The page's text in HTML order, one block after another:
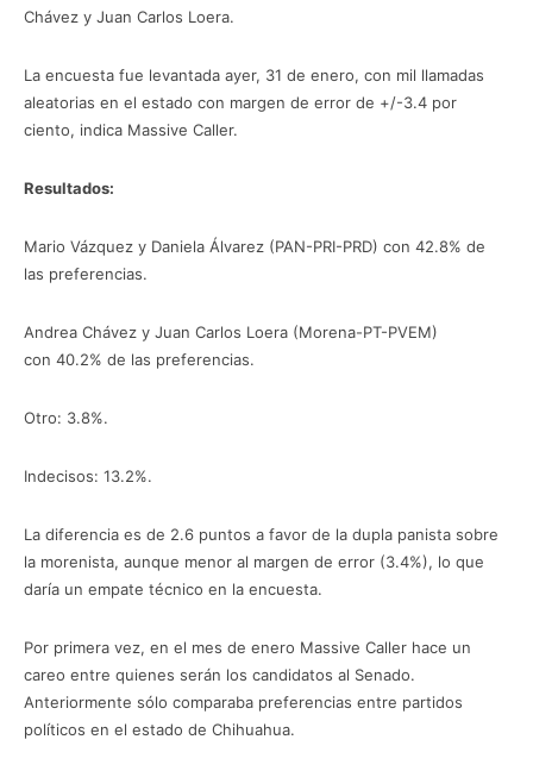
Chávez y Juan Carlos Loera.
La encuesta fue levantada ayer, 31 de enero, con mil llamadas
aleatorias en el estado con margen de error de +/-3.4 por
ciento, indica Massive Caller.
Resultados:
Mario Vázquez y Daniela Álvarez (PAN-PRI-PRD) con 42.8% de
las preferencias.
Andrea Chávez y Juan Carlos Loera (Morena-PT-PVEM)
con 40.2% de las preferencias.
Otro: 3.8%.
Indecisos: 13.2%.
La diferencia es de 2.6 puntos a favor de la dupla panista sobre
la morenista, aunque menor al margen de error (3.4%), lo que
daría un empate técnico en la encuesta.
Por primera vez, en el mes de enero Massive Caller hace un
careo entre quienes serán los candidatos al Senado.
Anteriormente sólo comparaba preferencias entre partidos
políticos en el estado de Chihuahua.